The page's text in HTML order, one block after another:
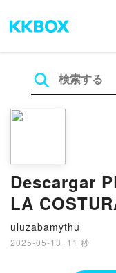
Descargar
LA
CADA
uluzabamythu
2025-05-13 · 11 秒